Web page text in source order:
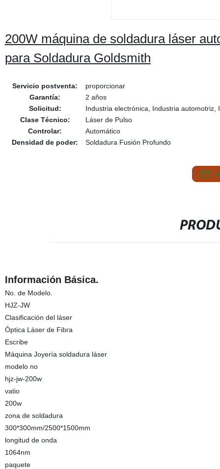
200W máquina de soldadura láser
para Soldadura Goldsmith
Servicio postventa:
proporcionar
Garantía:
2 años
Solicitud:
Industria electrónica, Industria automotriz,
Clase Técnico:
Láser de Pulso
Controlar:
Automático
Densidad de poder:
Soldadura Fusión Profundo
Información Básica.
No. de Modelo.
HJZ-JW
Clasificación del láser
Óptica Láser de Fibra
Escribe
Máquina Joyería soldadura láser
modelo no
hjz-jw-200w
vatio
200w
zona de soldadura
300*300mm/2500*1500mm
longitud de onda
1064nm
paquete